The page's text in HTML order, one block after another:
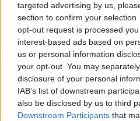
targeted advertising by us,
section to confirm your
opt-out request is processed
interest-based ads based on
us or personal information
your opt-out. You may
disclosure of your personal
IAB’s list of downstream
also be disclosed by us to third
Downstream Participants that
Το νησί Κεσμ
Το Κεσμ είναιτο
Κόλποκαι βρίσκεται στα
ακτών του Ιράν.
Το νησί σε σχήμα